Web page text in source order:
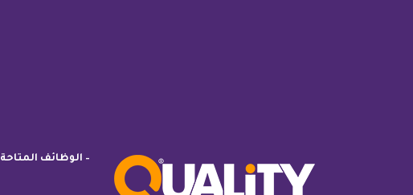
– الوظائف المتاحة